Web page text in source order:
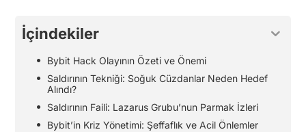
İçindekiler
Bybit Hack Olayının Özeti ve Önemi
Saldırının Tekniği: Soğuk Cüzdanlar Neden Hedef
Alındı?
Saldırının Faili: Lazarus Grubu’nun Parmak İzleri
Bybit’in Kriz Yönetimi: Şeffaflık ve Acil Önlemler